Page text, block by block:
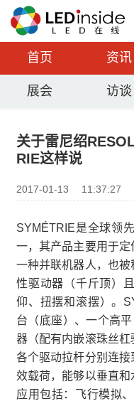
首页 资讯
展会 访谈
关于雷尼绍
RIE这样说
2017-01-13 11:37:27
SYMÉTRIE是全球领
一，其产品主要用于
一种并联机器人，也
性驱动器（千斤顶）
仰、扭摆和滚摆）。
台（底座）、一个高
器（配有内嵌滚珠丝
各个驱动拉杆分别连
效载荷，能够以垂直
应用包括：飞行模拟